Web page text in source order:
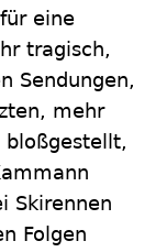
eine
tragisch,
Sendungen,
mehr
bloßgestellt,
Skirennen
Folgen